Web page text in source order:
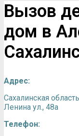
Вызов
дом в
Адрес:
Сахалинская
Ленина ул., 48а
Телефон: